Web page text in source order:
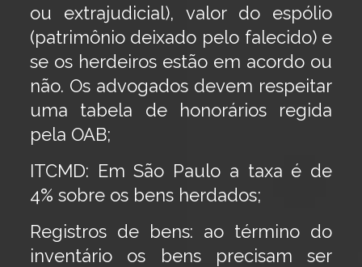
ou extrajudicial), valor do espólio
(patrimônio deixado pelo falecido) e
se os herdeiros estão em acordo ou
não. Os advogados devem respeitar
uma tabela de honorários regida
pela OAB;
ITCMD: Em São Paulo a taxa é de
4% sobre os bens herdados;
Registros de bens: ao término do
inventário os bens precisam ser